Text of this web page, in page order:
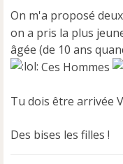
n
o
n
l
u
On m'a proposé
on a pris la plus
âgée (de 10 ans
Ces Hommes
Tu dois être arrivée
Des bises les filles !